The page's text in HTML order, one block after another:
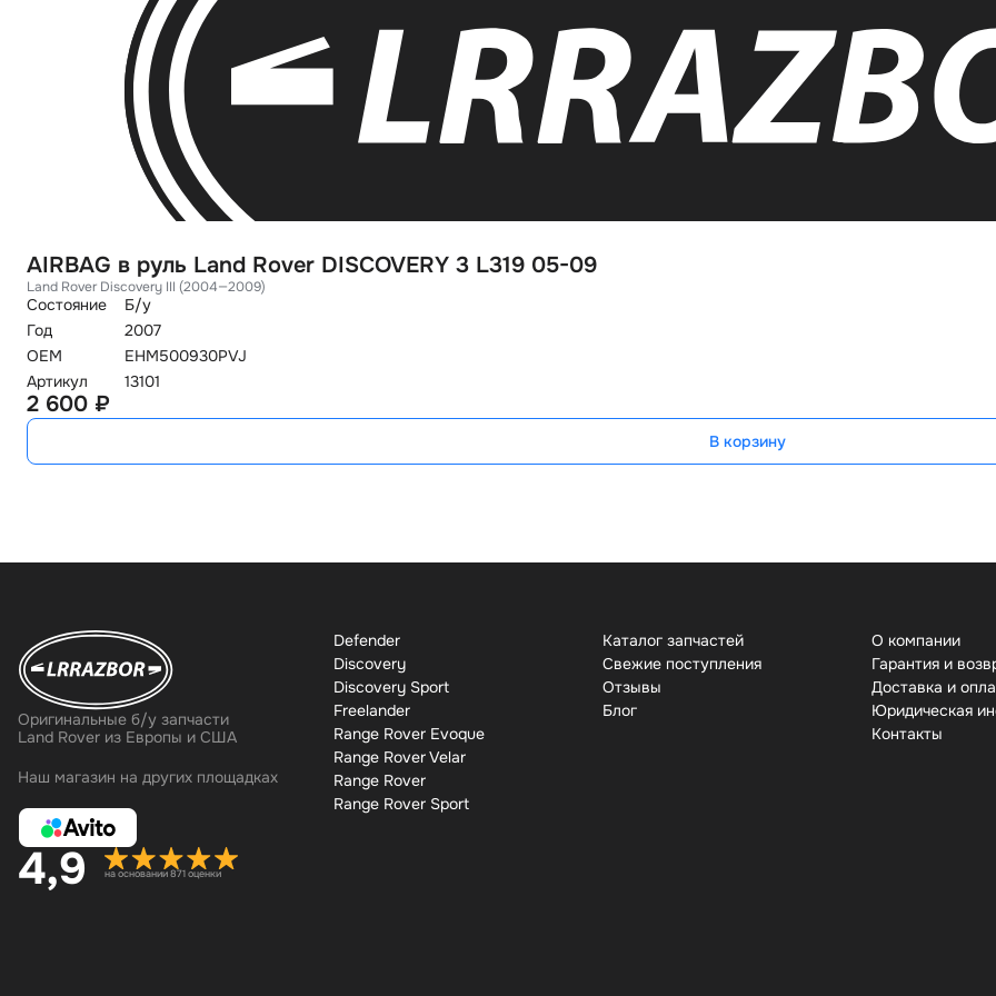
AIRBAG в руль Land Rover DISCOVERY 3 L319 05-09
Land Rover Discovery III (2004—2009)
Состояние
Б/у
Год
2007
OEM
EHM500930PVJ
Артикул
13101
2 600 ₽
В корзину
Оригинальные б/у запчасти
Land Rover из Европы и США
Наш магазин на других площадках
4,9 на основании 871 оценки
Defender
Discovery
Discovery Sport
Freelander
Range Rover Evoque
Range Rover Velar
Range Rover
Range Rover Sport
Каталог запчастей
Свежие поступления
Отзывы
Бло
О компании
Гарантия и
Доставка и
Юридическая
Контакты